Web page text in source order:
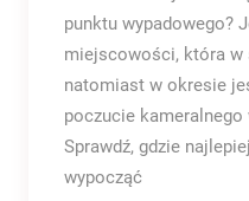
punktu wypadowego?
miejscowości, która w
natomiast w okresie
poczucie
Sprawdź, gdzie
wypocząć